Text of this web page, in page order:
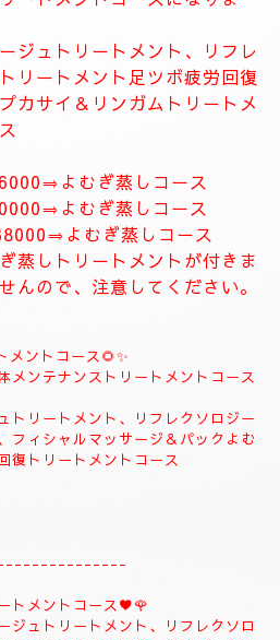
癒されます。
すすめ致します。
✨
ンガムトリートメントコース
ートメントコースになりま
ジュトリートメント、リフレ
リートメント足ツボ疲労回復
カサイ＆リンガムトリートメ
よむぎ蒸しコース
よむぎ蒸しコース
よむぎ蒸しコース